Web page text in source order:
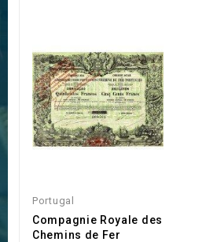
Portugal
Compagnie Royale des
Chemins de Fer